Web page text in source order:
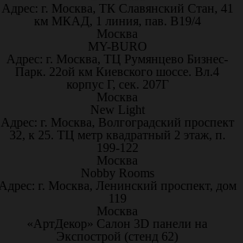
Адрес: г. Москва, ТК Славянский Стан, 41
км МКАД, 1 линия, пав. В19/4
Москва
MY-BURO
Адрес: г. Москва, ТЦ Румянцево Бизнес-
Парк. 22ой км Киевского шоссе. Вл.4
корпус Г, сек. 207Г
Москва
New Light
Адрес: г. Москва, Волгоградский проспект
32, к 25. ТЦ метр квадратный 2 этаж, п.
199-122
Москва
Nobby Rooms
г. Москва, Ленинский проспект, дом
119
Москва
«АртДекор» Салон 3D панели на
Экспострой (стенд 62)